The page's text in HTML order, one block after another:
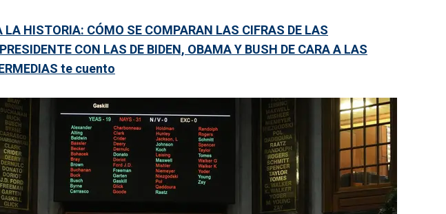
LA HISTORIA: CÓMO SE COMPARAN LAS CIFRAS DE LAS
CON LAS DE BIDEN, OBAMA Y BUSH DE CARA A LAS
te cuento